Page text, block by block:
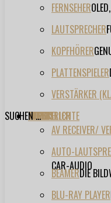
FERNSEHER
LAUTSPRECHER
KOPFHÖRER
PLATTENSPIELER
VERSTÄRKER
TESTBERICHTE
AV RECEIVER/
AUTO-
CAR-AUDIO
BEAMERDIE
BLU-RAY PLAYER
FORUM
FILME
VIDEOS
HERSTELLER
EVENT
SUCHEN ...